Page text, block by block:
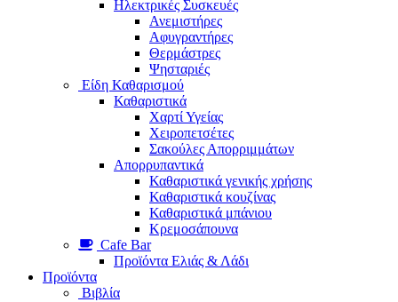
Ηλεκτρικές Συσκευές
Ανεμιστήρες
Αφυγραντήρες
Θερμάστρες
Ψησταριές
Είδη Καθαρισμού
Καθαριστικά
Χαρτί Υγείας
Χειροπετσέτες
Σακούλες Απορριμμάτων
Απορρυπαντικά
Καθαριστικά γενικής χρήσης
Καθαριστικά κουζίνας
Καθαριστικά μπάνιου
Κρεμοσάπουνα
Cafe Bar
Προϊόντα Ελιάς & Λάδι
Προϊόντα
Βιβλία